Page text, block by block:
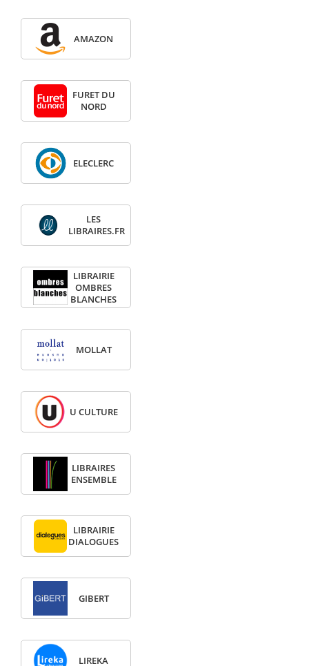
AMAZON
FURET DU
NORD
ELECLERC
LES
LIBRAIRES.FR
LIBRAIRIE
OMBRES
BLANCHES
MOLLAT
U CULTURE
LIBRAIRES
ENSEMBLE
LIBRAIRIE
DIALOGUES
GIBERT
LIREKA